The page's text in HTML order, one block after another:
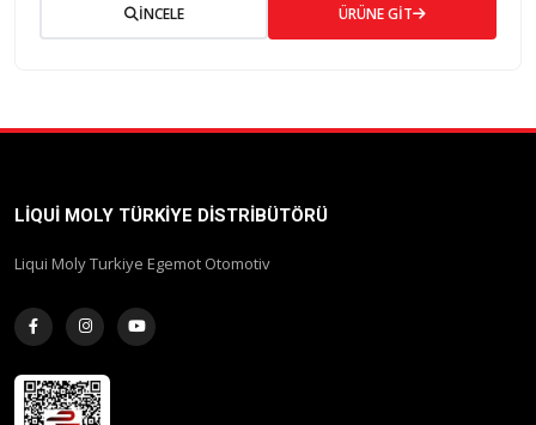
İNCELE ÜRÜNE GİT
LIQUI MOLY TÜRKIYE DISTRIBÜTÖRÜ
Liqui Moly Turkiye Egemot Otomotiv